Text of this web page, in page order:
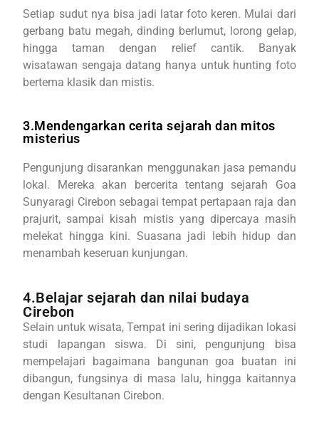
Setiap sudut nya bisa jadi latar foto keren. Mulai dari
gerbang batu megah, dinding berlumut, lorong gelap,
hingga taman dengan relief cantik. Banyak
wisatawan sengaja datang hanya untuk hunting foto
bertema klasik dan mistis.
3.Mendengarkan cerita sejarah dan mitos
misterius
Pengunjung disarankan menggunakan jasa pemandu
lokal. Mereka akan bercerita tentang sejarah Goa
Sunyaragi Cirebon sebagai tempat pertapaan raja dan
prajurit, sampai kisah mistis yang dipercaya masih
melekat hingga kini. Suasana jadi lebih hidup dan
menambah keseruan kunjungan.
4.Belajar sejarah dan nilai budaya
Cirebon
Selain untuk wisata, Tempat ini sering dijadikan lokasi
studi lapangan siswa. Di sini, pengunjung bisa
mempelajari bagaimana bangunan goa buatan ini
dibangun, fungsinya di masa lalu, hingga kaitannya
dengan Kesultanan Cirebon.